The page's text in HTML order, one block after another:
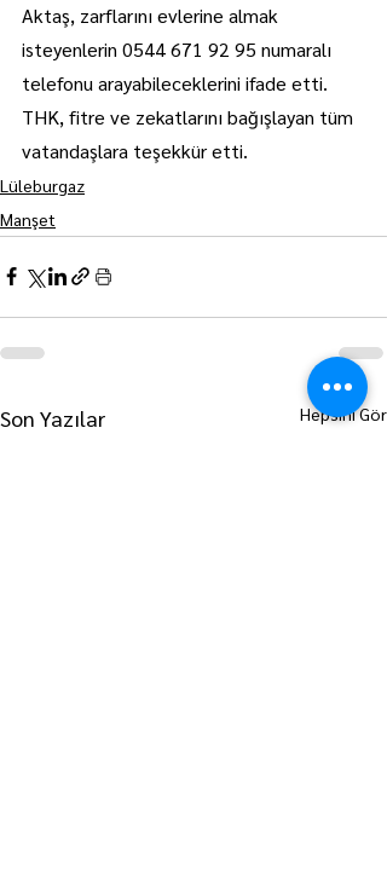
Aktaş, zarflarını evlerine almak
isteyenlerin 0544 671 92 95 numaralı
telefonu arayabileceklerini ifade etti.
THK, fitre ve zekatlarını bağışlayan tüm
vatandaşlara teşekkür etti.
Lüleburgaz
Manşet
Son Yazılar Hepsini Gör